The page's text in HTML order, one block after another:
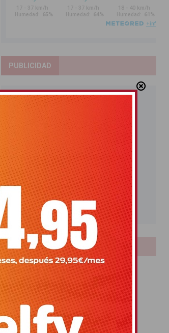
PUBLICIDAD
LOTERIAS
Bonoloto
Primitiva
El Gordo
Euromillones
Loteria
Once